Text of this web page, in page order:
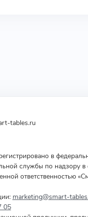
tables.ru
в
службы по надзору
ответственностью
marketing@smart-
05